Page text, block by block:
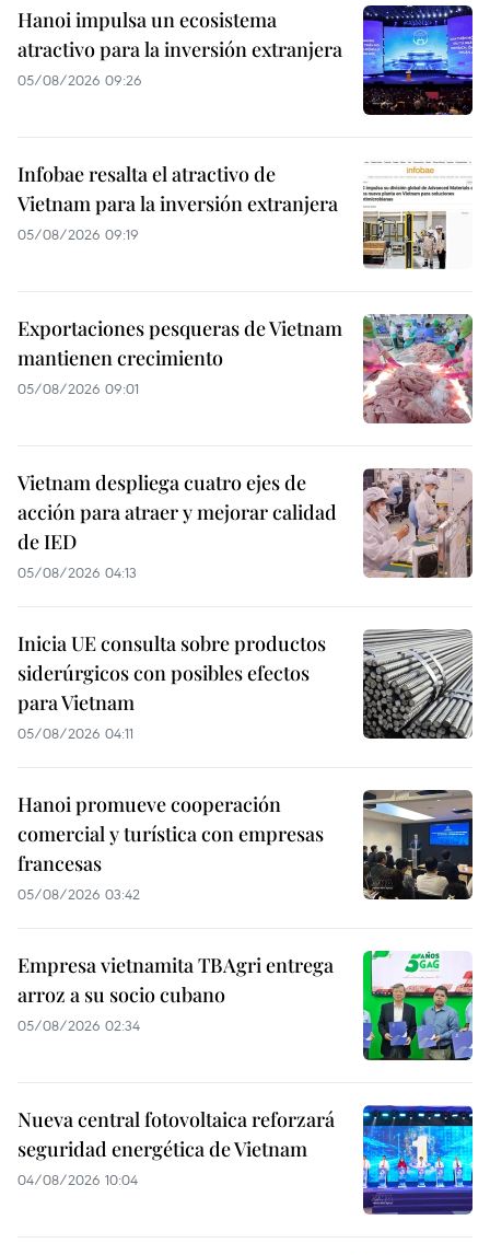
Hanoi impulsa un ecosistema
atractivo para la inversión extranjera
05/08/2026 09:26
Infobae resalta el atractivo de
Vietnam para la inversión extranjera
05/08/2026 09:19
Exportaciones pesqueras de Vietnam
mantienen crecimiento
05/08/2026 09:01
Vietnam despliega cuatro ejes de
acción para atraer y mejorar calidad
de IED
05/08/2026 04:13
Inicia UE consulta sobre productos
siderúrgicos con posibles efectos
para Vietnam
05/08/2026 04:11
Hanoi promueve cooperación
comercial y turística con empresas
francesas
05/08/2026 03:42
Empresa vietnamita TBAgri entrega
arroz a su socio cubano
05/08/2026 02:34
Nueva central fotovoltaica reforzará
seguridad energética de Vietnam
04/08/2026 10:04